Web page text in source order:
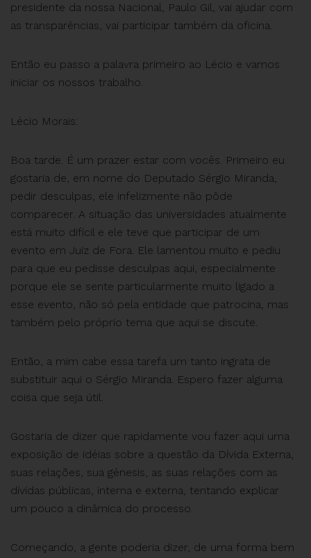
presidente da nossa Nacional, Paulo Gil, vai ajudar com
as transparências, vai participar também da oficina.
Então eu passo a palavra primeiro ao Lécio e vamos
iniciar os nossos trabalho.
Lécio Morais:
Boa tarde. É um prazer estar com vocês. Primeiro eu
gostaria de, em nome do Deputado Sérgio Miranda,
pedir desculpas, ele infelizmente não pôde
comparecer. A situação das universidades atualmente
está muito difícil e ele teve que participar de um
evento em Juiz de Fora. Ele lamentou muito e pediu
para que eu pedisse desculpas aqui, especialmente
porque ele se sente particularmente muito ligado a
esse evento, não só pela entidade que patrocina, mas
também pelo próprio tema que aqui se discute.
Então, a mim cabe essa tarefa um tanto ingrata de
substituir aqui o Sérgio Miranda. Espero fazer alguma
coisa que seja útil.
Gostaria de dizer que rapidamente vou fazer aqui uma
exposição de idéias sobre a questão da Dívida Externa,
suas relações, sua gênesis, as suas relações com as
dívidas públicas, interna e externa, tentando explicar
um pouco a dinâmica do processo.
Começando, a gente poderia dizer, de uma forma bem